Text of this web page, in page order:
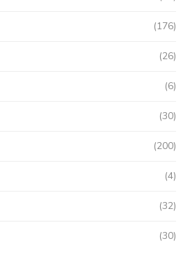
(176)
(26)
(6)
(30)
(200)
(4)
(32)
(30)